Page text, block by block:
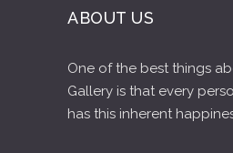
ABOUT US
One of the best things
Gallery is that every
has this inherent